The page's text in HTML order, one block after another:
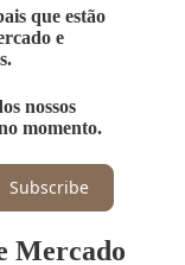
que estão
e
nossos
momento.
Subscribe
Mercado